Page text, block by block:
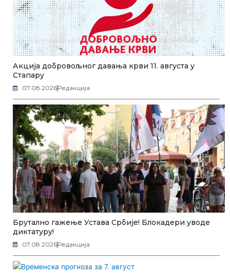
Акција добровољног давања крви 11. августа у
Стапару
07.08.2026Редакција
Брутално гажење Устава Србије! Блокадери уводе
диктатуру!
07.08.2026Редакција